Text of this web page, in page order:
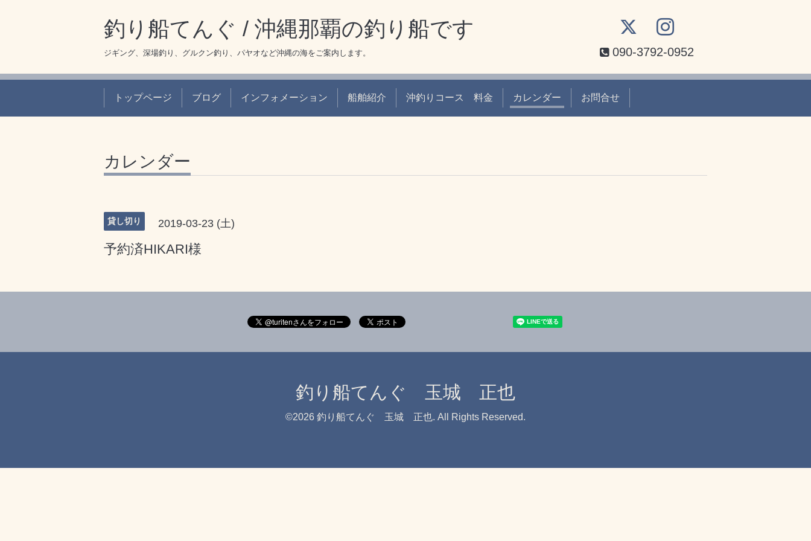
釣り船てんぐ / 沖縄那覇の釣り船です
ジギング、深場釣り、グルクン釣り、パヤオなど沖縄の海をご案内します。 090-3792-0952
トップページ ブログ インフォメーション 船舶紹介 沖釣りコース 料金 カレンダー お問合せ
カレンダー
貸し切り 2019-03-23 (土)
予約済HIKARI様
釣り船てんぐ 玉城 正也
©2026 釣り船てんぐ 玉城 正也. All Rights Reserved.